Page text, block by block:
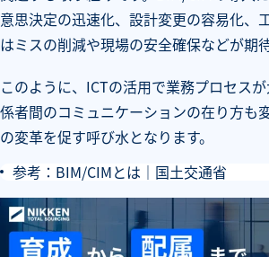
意思決定の迅速化、設計変更の容易化、
はミスの削減や現場の安全確保などが期
このように、ICTの活用で業務プロセス
係者間のコミュニケーションの在り方も
の変革を促す呼び水となります。
参考： BIM/CIMとは｜国土交通省